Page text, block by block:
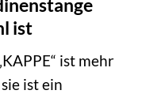
ist
ist mehr
ist ein